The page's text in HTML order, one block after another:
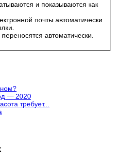
и показываются как
почты автоматически
автоматически.
— 2020
требует...